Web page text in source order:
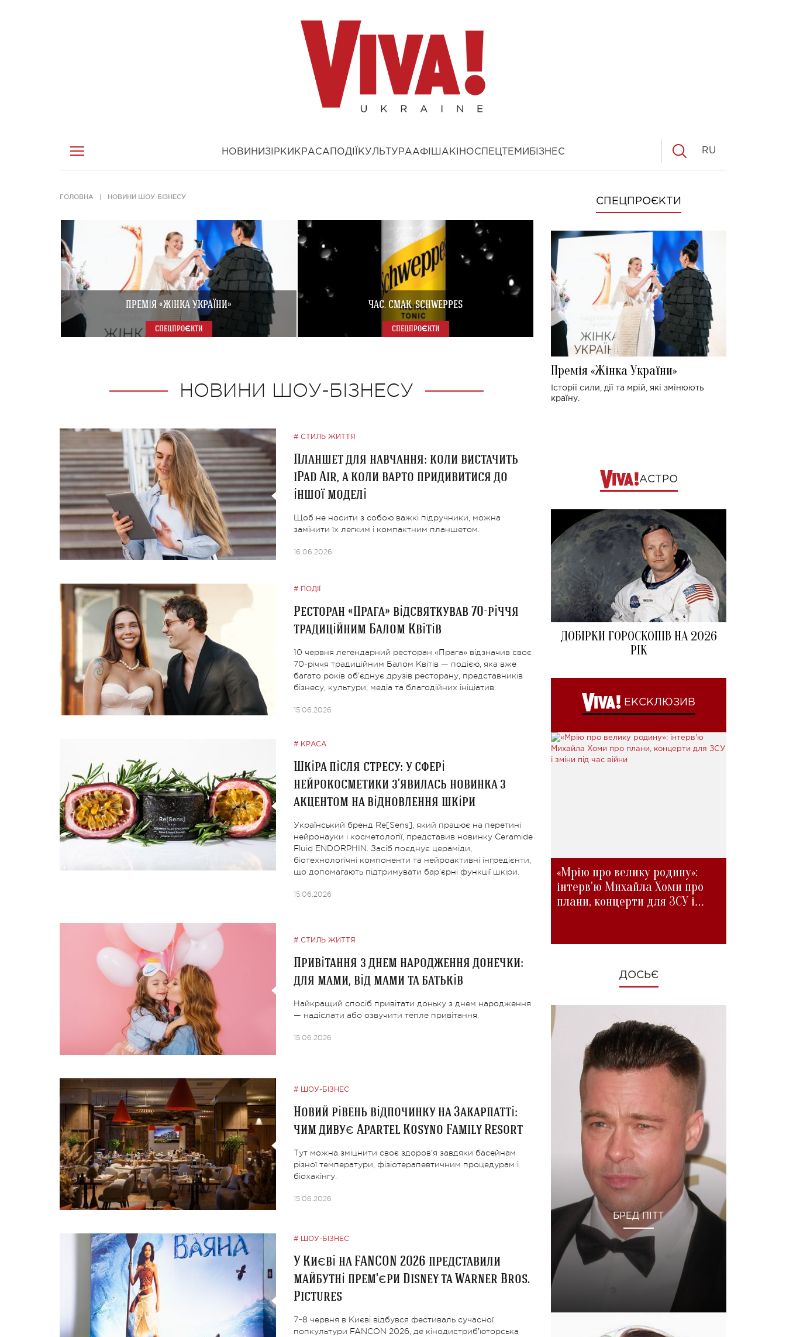
НОВИНИ ЗІРКИ КРАСА ПОДІЇ КУЛЬТУРААФІША КІНОСПЕЦТЕМИ БІЗНЕС RU
ГОЛОВНА НОВИНИ ШОУ-БІЗНЕСУ
ПРЕМІЯ «ЖІНКА УКРАЇНИ»
СПЕЦПРОЄКТИ
ЧАС. СМАК. SCHWEPPES
СПЕЦПРОЄКТИ
НОВИНИ ШОУ-БІЗНЕСУ
СТИЛЬ ЖИТТЯ
Планшет для навчання: коли вистачить
iPad Air, а коли варто придивитися до
іншої моделі
Щоб не носити з собою важкі підручники, можна
замінити їх легким і компактним планшетом.
16.06.2026
ПОДІЇ
Ресторан «Прага» відсвяткував 70-річчя
традиційним Балом Квітів
10 червня легендарний ресторан «Прага» відзначив своє
70-річчя традиційним Балом Квітів — подією, яка вже
багато років об’єднує друзів ресторану, представників
бізнесу, культури, медіа та благодійних ініціатив.
15.06.2026
КРАСА
Шкіра після стресу: у сфері
нейрокосметики з’явилась новинка з
акцентом на відновлення шкіри
Український бренд Re[Sens], який працює на перетині
нейронауки і косметології, представив новинку Ceramide
Fluid ENDORPHIN. Засіб поєднує цераміди,
біотехнологічні компоненти та нейроактивні інгредієнти,
що допомагають підтримувати бар’єрні функції шкіри.
15.06.2026
СТИЛЬ ЖИТТЯ
Привітання з днем народження донечки:
для мами, від мами та батьків
Найкращий спосіб привітати доньку з днем народження
— надіслати або озвучити тепле привітання.
15.06.2026
ШОУ-БІЗНЕС
Новий рівень відпочинку на Закарпатті:
чим дивує Apartel Kosyno Family Resort
Тут можна зміцнити своє здоров'я завдяки басейнам
різної температури, фізіотерапевтичним процедурам і
біохакінгу.
15.06.2026
ШОУ-БІЗНЕС
У Києві на FANCON 2026 представили
майбутні прем'єри Disney та Warner Bros.
Pictures
7–8 червня в Києві відбувся фестиваль сучасної
попкультури FANCON 2026, де кінодистрибʼюторська
СПЕЦПРОЄКТИ
Премія «Жінка України»
Історії сили, дії та мрій, які змінюють
країну.
АСТРО
ДОБІРКИ ГОРОСКОПІВ НА 2026
РІК
ЕКСКЛЮЗИВ
«Мрію про велику родину»:
інтерв'ю Михайла Хоми про
плани, концерти для ЗСУ і
ДОСЬЄ
БРЕД ПІТТ